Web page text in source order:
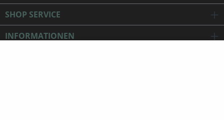
SHOP SERVICE
INFORMATIONEN